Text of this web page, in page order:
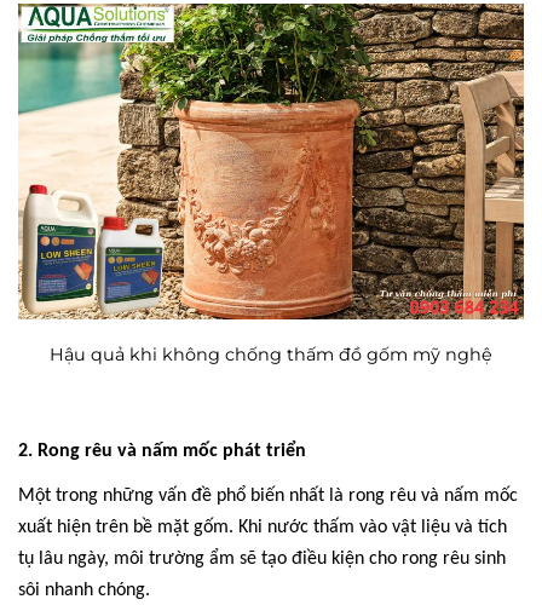
Hậu quả khi không chống thấm đồ gốm mỹ nghệ
2. Rong rêu và nấm mốc phát triển
Một trong những vấn đề phổ biến nhất là rong rêu và nấm mốc
xuất hiện trên bề mặt gốm. Khi nước thấm vào vật liệu và tích
tụ lâu ngày, môi trường ẩm sẽ tạo điều kiện cho rong rêu sinh
sôi nhanh chóng.